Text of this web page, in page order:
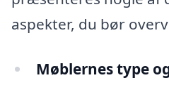
aspekter, du bør
Møblernes type